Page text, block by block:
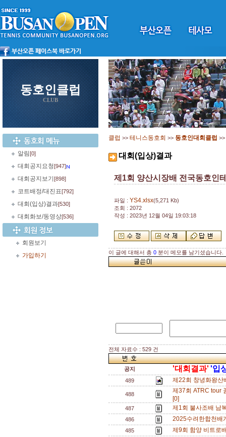
동호인클럽
CLUB
알림[0]
대회공지요청[947]
대회공지보기 [898]
코트배정/대진표[792]
대회(입상)결과[530]
대회화보/동영상[536]
회원보기
가입하기
클럽 >> 테니스동호회 >> 동호인대회클럽 >>
대회(입상)결과
제1회 양산시장배 전국동호인
파일 : YS4.xlsx(5,271 Kb)
조회 : 2072
작성 : 2023년 12월 04일 19:03:18
이 글에 대해서 총 0 분이 메모를 남기셨습니다.
전체 자료수 : 529 건
공지 '대회결과' '입
489 제22회 창녕화왕
488
제37회 ATRC tour
[0]
487 제1회 불사조배 남
486 2025수려한합천
485 제9회 함양 비트로